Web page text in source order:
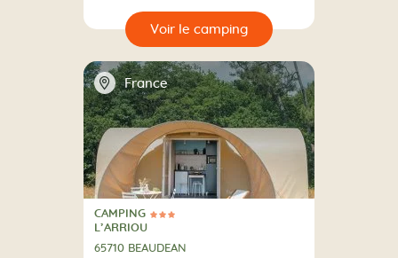
📍 France
3 Étoiles
CAMPING
CAMPING
L’ARRIOU
65710 BEAUDEAN